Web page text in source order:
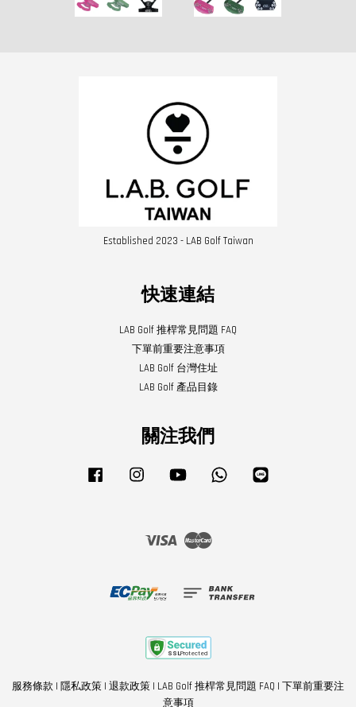
Established 2023 - LAB Golf Taiwan
快速連結
LAB Golf 推桿常見問題 FAQ
下單前重要注意事項
LAB Golf 台灣住址
LAB Golf 產品目錄
關注我們
Facebook Instagram YouTube Whatsapp
Visa Master
服務條款 | 隱私政策 | 退款政策 | LAB Golf 推桿常見問題 FAQ | 下單前重要注
意事項